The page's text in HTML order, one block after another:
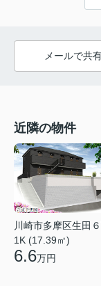
メールで共
近隣の物件
川崎市多摩区生田
1K (17.39㎡)
6.6万円